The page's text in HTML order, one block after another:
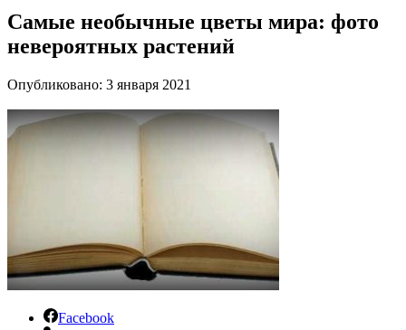
Самые необычные цветы мира: фото
невероятных растений
Опубликовано: 3 января 2021
Facebook